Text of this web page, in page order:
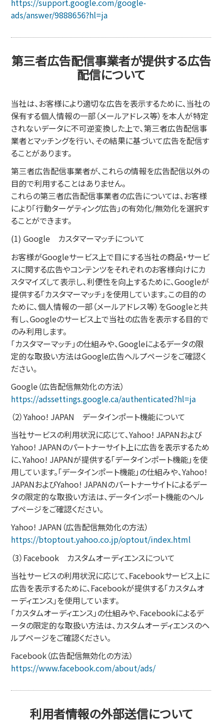
https://support.google.com/google-
ads/answer/9888656?hl=ja
第三者広告配信事業者が提供する広告
配信について
当社は、お客様により適切な広告を表示するために、当社の
保有する個人情報の一部（メールアドレス等）を本人が特定
されないデータに不可逆変換した上で、第三者広告配信事
業者とマッチングを行い、その結果に基づいて広告を配信す
ることがあります。
第三者広告配信事業者が、これらの情報を広告配信以外の
目的で利用することはありません。
これらの第三者広告配信事業者の広告については、お客様
により「行動ターゲティング広告」の有効化/無効化を選択す
ることができます。
(1) Google カスタマーマッチについて
お客様がGoogleサービス上で目にする当社の商品・サービ
スに関する広告やコンテンツをそれぞれのお客様向けにカ
スタマイズして表示し、利便性を向上するために、Googleが
提供する「カスタマーマッチ」を使用しています。この目的の
ために、個人情報の一部（メールアドレス等）をGoogleと共
有し、Googleのサービス上で当社の広告を表示する目的で
のみ利用します。
「カスタマーマッチ」の仕組みや、Googleによるデータの限
定的な取扱い方法はGoogle広告ヘルプページをご確認く
ださい。
Google（広告配信無効化の方法）
https://adssettings.google.ca/authenticated?hl=ja
（2）Yahoo! JAPAN データインポート機能について
当社サービスの利用状況に応じて、Yahoo! JAPANおよび
Yahoo! JAPANのパートナーサイト上に広告を表示するため
に、Yahoo! JAPANが提供する「データインポート機能」を使
用しています。「データインポート機能」の仕組みや、Yahoo!
JAPANおよびYahoo! JAPANのパートナーサイトによるデー
タの限定的な取扱い方法は、データインポート機能のヘル
プページをご確認ください。
Yahoo! JAPAN（広告配信無効化の方法）
https://btoptout.yahoo.co.jp/optout/index.html
（3）Facebook カスタムオーディエンスについて
当社サービスの利用状況に応じて、Facebookサービス上に
広告を表示するために、Facebookが提供する「カスタムオ
ーディエンス」を使用しています。
「カスタムオーディエンス」の仕組みや、Facebookによるデ
ータの限定的な取扱い方法は、カスタムオーディエンスのヘ
ルプページをご確認ください。
Facebook（広告配信無効化の方法）
https://www.facebook.com/about/ads/
利用者情報の外部送信について